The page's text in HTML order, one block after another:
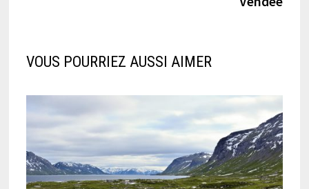
VOUS POURRIEZ AUSSI AIMER